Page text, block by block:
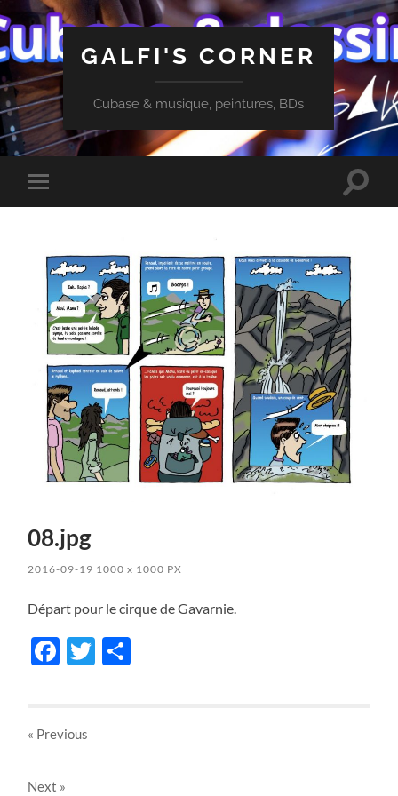
GALFI'S CORNER
Cubase & musique, peintures, BDs
Toggle
mobile
Toggle
08.jpg
2016-09-19 1000x 1000 PX
Départ pour le cirque de Gavarnie.
Facebook
Twitter
« Previous
Next »